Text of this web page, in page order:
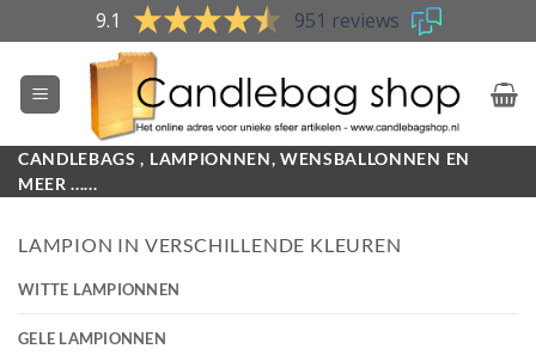
to
content
9.1 951 reviews
CANDLEBAGS , LAMPIONNEN, WENSBALLONNEN EN
MEER ......
LAMPION IN VERSCHILLENDE KLEUREN
WITTE LAMPIONNEN
GELE LAMPIONNEN